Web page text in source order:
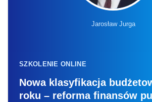
Jarosław Jurga
SZKOLENIE ONLINE
Nowa klasyfikacja
roku – reforma finansów